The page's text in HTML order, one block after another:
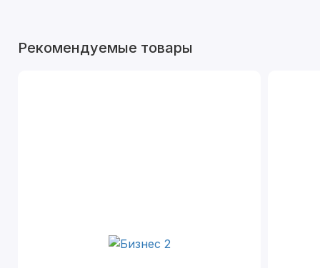
Рекомендуемые товары